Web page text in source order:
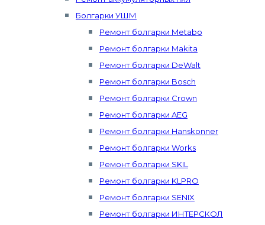
Болгарки УШМ
Ремонт болгарки Metabo
Ремонт болгарки Makita
Ремонт болгарки DeWalt
Ремонт болгарки Bosch
Ремонт болгарки Crown
Ремонт болгарки AEG
Ремонт болгарки Hanskonner
Ремонт болгарки Works
Ремонт болгарки SKIL
Ремонт болгарки KLPRO
Ремонт болгарки SENIX
Ремонт болгарки ИНТЕРСКОЛ